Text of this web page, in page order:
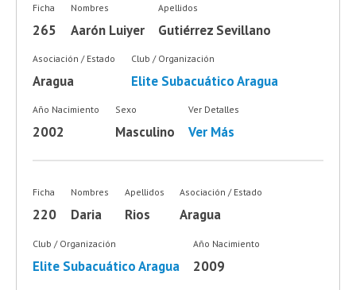
Ficha
265
Nombres
Aarón Luiyer
Apellidos
Gutiérrez Sevillano
Asociación / Estado
Aragua
Club / Organización
Elite Subacuático Aragua
Año Nacimiento
2002
Sexo
Masculino
Ver Detalles
Ver Más
Ficha
220
Nombres
Daria
Apellidos
Rios
Asociación / Estado
Aragua
Club / Organización
Elite Subacuático Aragua
Año Nacimiento
2009